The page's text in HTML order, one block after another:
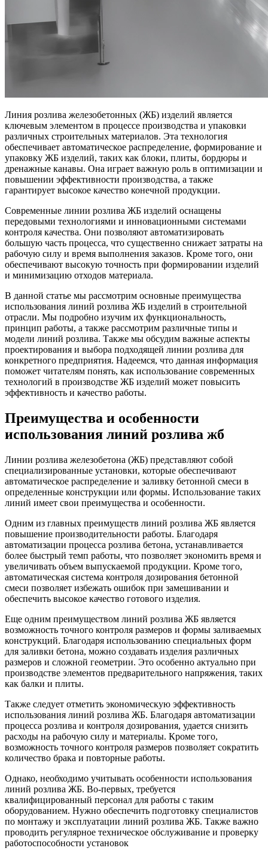
Линия розлива железобетонных (ЖБ) изделий является
ключевым элементом в процессе производства и упаковки
различных строительных материалов. Эта технология
обеспечивает автоматическое распределение, формирование и
упаковку ЖБ изделий, таких как блоки, плиты, бордюры и
дренажные канавы. Она играет важную роль в оптимизации и
повышении эффективности производства, а также
гарантирует высокое качество конечной продукции.
Современные линии розлива ЖБ изделий оснащены
передовыми технологиями и инновационными системами
контроля качества. Они позволяют автоматизировать
большую часть процесса, что существенно снижает затраты на
рабочую силу и время выполнения заказов. Кроме того, они
обеспечивают высокую точность при формировании изделий
и минимизацию отходов материала.
В данной статье мы рассмотрим основные преимущества
использования линий розлива ЖБ изделий в строительной
отрасли. Мы подробно изучим их функциональность,
принцип работы, а также рассмотрим различные типы и
модели линий розлива. Также мы обсудим важные аспекты
проектирования и выбора подходящей линии розлива для
конкретного предприятия. Надеемся, что данная информация
поможет читателям понять, как использование современных
технологий в производстве ЖБ изделий может повысить
эффективность и качество работы.
Преимущества и особенности
использования линий розлива жб
Линии розлива железобетона (ЖБ) представляют собой
специализированные установки, которые обеспечивают
автоматическое распределение и заливку бетонной смеси в
определенные конструкции или формы. Использование таких
линий имеет свои преимущества и особенности.
Одним из главных преимуществ линий розлива ЖБ является
повышение производительности работы. Благодаря
автоматизации процесса розлива бетона, устанавливается
более быстрый темп работы, что позволяет экономить время и
увеличивать объем выпускаемой продукции. Кроме того,
автоматическая система контроля дозирования бетонной
смеси позволяет избежать ошибок при замешивании и
обеспечить высокое качество готового изделия.
Еще одним преимуществом линий розлива ЖБ является
возможность точного контроля размеров и формы заливаемых
конструкций. Благодаря использованию специальных форм
для заливки бетона, можно создавать изделия различных
размеров и сложной геометрии. Это особенно актуально при
производстве элементов предварительного напряжения, таких
как балки и плиты.
Также следует отметить экономическую эффективность
использования линий розлива ЖБ. Благодаря автоматизации
процесса розлива и контроля дозирования, удается снизить
расходы на рабочую силу и материалы. Кроме того,
возможность точного контроля размеров позволяет сократить
количество брака и повторные работы.
Однако, необходимо учитывать особенности использования
линий розлива ЖБ. Во-первых, требуется
квалифицированный персонал для работы с таким
оборудованием. Нужно обеспечить подготовку специалистов
по монтажу и эксплуатации линий розлива ЖБ. Также важно
проводить регулярное техническое обслуживание и проверку
работоспособности установок